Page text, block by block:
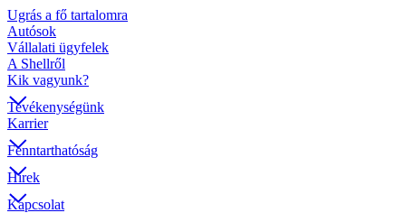
Ugrás a fő tartalomra
Autósok
Vállalati ügyfelek
A Shellről
Kik vagyunk?
Tevékenységünk
Karrier
Fenntarthatóság
Hírek
Kapcsolat